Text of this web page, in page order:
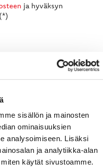
sisällön ja mainosten
ominaisuuksien
analysoimiseen. Lisäksi
ja analytiikka-alan
käytät sivustoamme.
ja hyväksyn